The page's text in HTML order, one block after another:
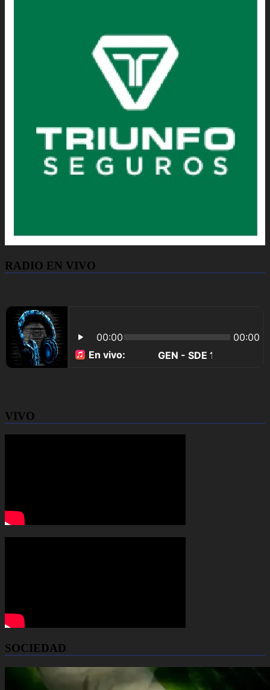
RADIO EN VIVO
VIVO
SOCIEDAD